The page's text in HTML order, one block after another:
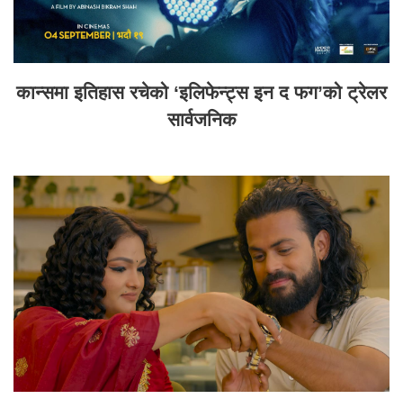
कान्समा इतिहास रचेको ‘इलिफेन्ट्स इन द फग’को ट्रेलर
सार्वजनिक